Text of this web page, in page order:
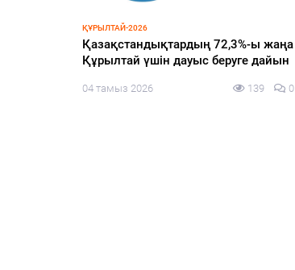
ҚҰРЫЛТАЙ-2026
Қазақстандықтардың 72,3%-ы жаңа
Құрылтай үшін дауыс беруге дайын
04 тамыз 2026 139 0